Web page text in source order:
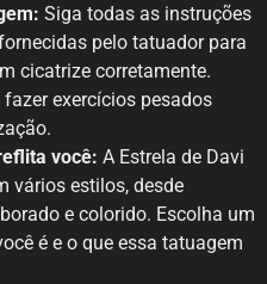
Siga todas as instruções
pelo tatuador para
cicatrize corretamente.
exercícios pesados
você: A Estrela de Davi
vários estilos, desde
e colorido. Escolha um
é e o que essa tatuagem